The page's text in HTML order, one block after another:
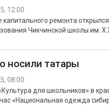
12:00
капитального ремонта
Чикчинской школы им.
носили татары
08:00
для школьников» в
«Национальная одежда